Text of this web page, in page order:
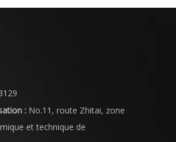
: No.11, route Zhitai, zone
et technique de